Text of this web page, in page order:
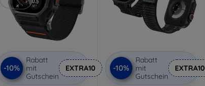
-10%
Rabatt
mit
Gutschein
EXTRA10 -10%
Rabatt
mit
Gutschein
EXTRA10